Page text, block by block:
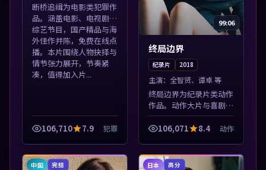
断桥追缉为电影类犯罪作
品。涵盖电影、电视剧与
综艺节目，国产精品与海
外佳作并陈，免费在线点
播。本片围绕人物抉择与
情节张力展开，节奏紧
凑，值得加入片...
106,710 7.9 犯罪
99:06
终局边界
纪录片 2018
主演： 全智贤、谭卓 等
终局边界为纪录片类动作
作品。动作大片与喜剧短
片搭配推荐，亚洲影视高
清站，流畅不卡顿。本片
入片单。
106,071 8.4 动作
中国 完结 日本 高分